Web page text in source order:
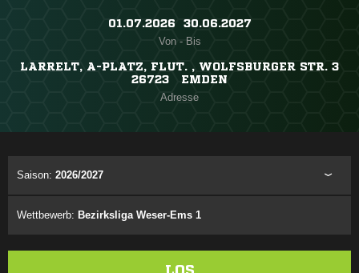
01.07.2026 ​ 30.06.2027
Von - Bis
LARRELT, A-PLATZ, FLUT. , WOLFSBURGER STR. 3
26723 EMDEN
Adresse
Saison: 2026/2027
Wettbewerb: Bezirksliga Weser-Ems 1